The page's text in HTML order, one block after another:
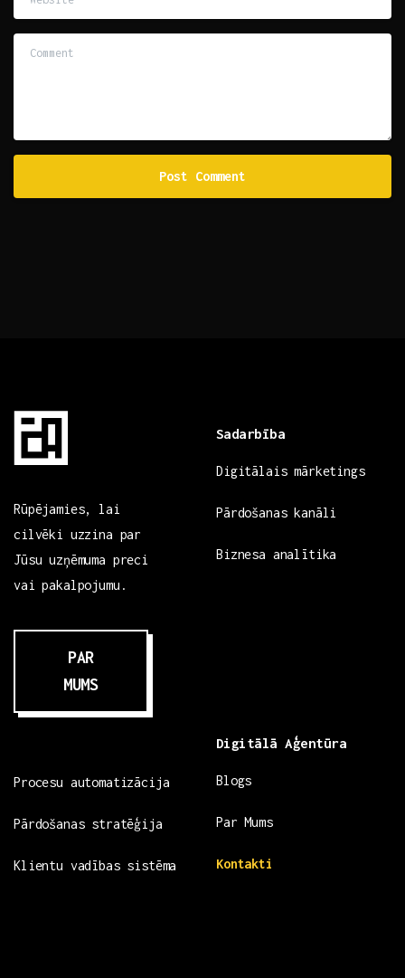
Rūpējamies, lai
cilvēki uzzina par
Jūsu uzņēmuma preci
vai pakalpojumu.
PAR
MUMS
Sadarbība
Digitālais mārketings
Pārdošanas kanāli
Biznesa analītika
Procesu automatizācija
Pārdošanas stratēģija
Klientu vadības sistēma
Digitālā Aģentūra
Blogs
Par Mums
Kontakti